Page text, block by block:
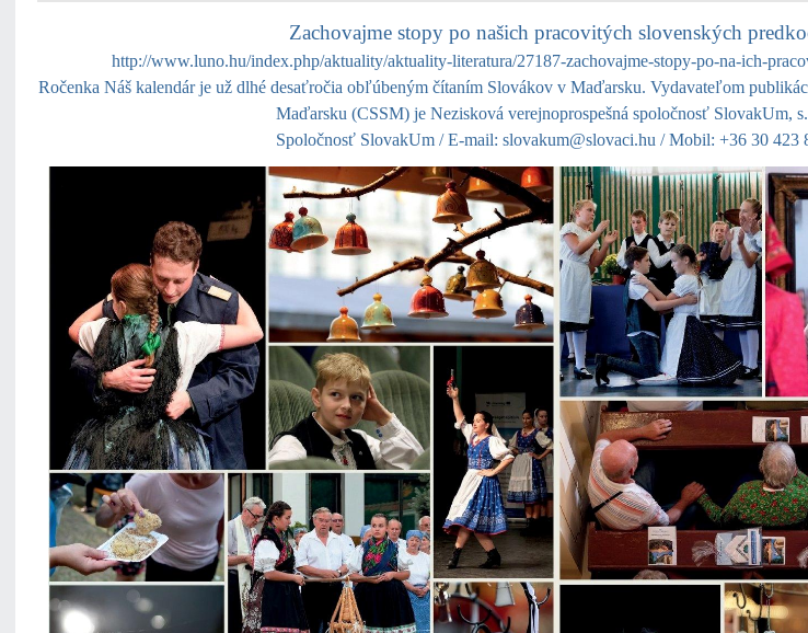
Zachovajme stopy po našich pracovitých slovenských
http://www.luno.hu/index.php/aktuality/aktuality-literatura/27187-zachovajme-stopy-po-na-ich-
Ročenka Náš kalendár je už dlhé desaťročia obľúbeným čítaním Slovákov v Maďarsku. Vydavateľom
Maďarsku (CSSM) je Nezisková verejnoprospešná spoločnosť SlovakUm,
Spoločnosť SlovakUm / E-mail: slovakum@slovaci.hu / Mobil: +36 30 423